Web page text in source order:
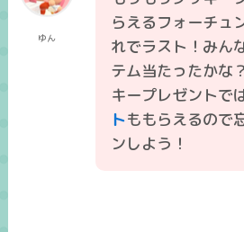
ゆん
らえるフォーチュ
れでラスト！みん
テム当たったかな
キープレゼントで
トももらえるので
ンしよう！